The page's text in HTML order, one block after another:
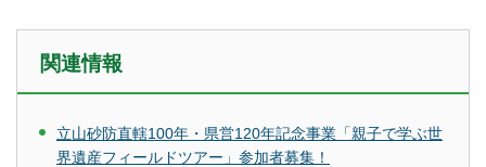
関連情報
立山砂防直轄100年・県営120年記念事業「親子で学ぶ世
界遺産フィールドツアー」参加者募集！